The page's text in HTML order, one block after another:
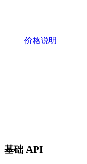
价格说明
基础 API